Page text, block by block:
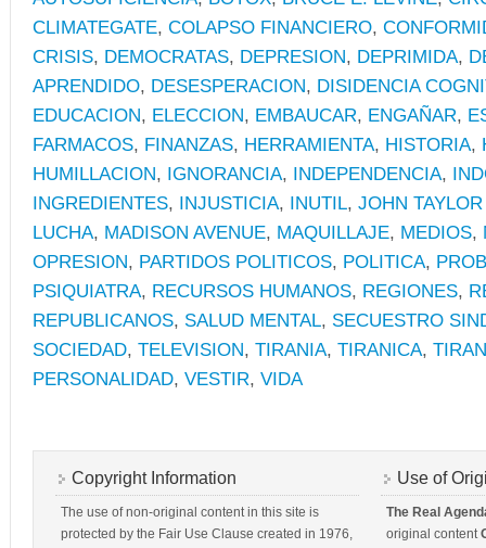
CLIMATEGATE, COLAPSO FINANCIERO,
CRISIS, DEMOCRATAS, DEPRESION, DEPRIMIDA,
APRENDIDO, DESESPERACION, DISIDENCIA
EDUCACION, ELECCION, EMBAUCAR, ENGAÑAR,
FARMACOS, FINANZAS, HERRAMIENTA, HISTORIA,
HUMILLACION, IGNORANCIA, INDEPENDENCIA,
INGREDIENTES, INJUSTICIA, INUTIL, JOHN
LUCHA, MADISON AVENUE, MAQUILLAJE, MEDIOS,
OPRESION, PARTIDOS POLITICOS, POLITICA,
PSIQUIATRA, RECURSOS HUMANOS, REGIONES,
REPUBLICANOS, SALUD MENTAL, SECUESTRO
SOCIEDAD, TELEVISION, TIRANIA, TIRANICA,
PERSONALIDAD, VESTIR, VIDA
Copyright Information
The use of non-original content in this site is
protected by the Fair Use Clause created in 1976,
Use of
The Real
original content